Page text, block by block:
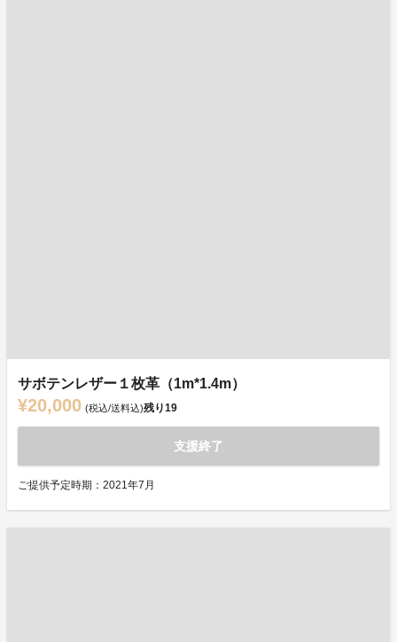
サボテンレザー１枚革（1m*1.4m）
¥20,000 (税込/送料込)残り19
支援終了
ご提供予定時期：2021年7月